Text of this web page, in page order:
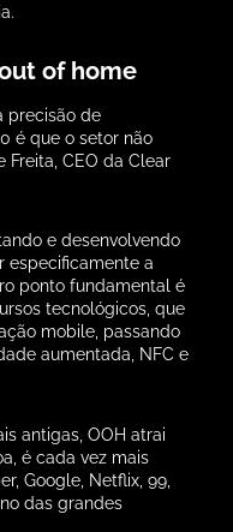
of home
precisão de
é que o setor não
Freita, CEO da Clear
e desenvolvendo
especificamente a
ponto fundamental é
tecnológicos, que
mobile, passando
aumentada, NFC e
antigas, OOH atrai
é cada vez mais
Google, Netflix, 99,
das grandes